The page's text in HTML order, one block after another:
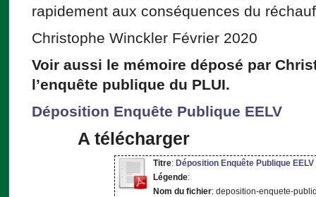
rapidement aux conséquences du
Christophe Winckler Février 2020
Voir aussi le mémoire déposé par
l’enquête publique du PLUI.
Déposition Enquête Publique EELV
A télécharger
Titre: Déposition Enquête Publique EELV
Légende:
Nom du fichier: deposition-enquete-